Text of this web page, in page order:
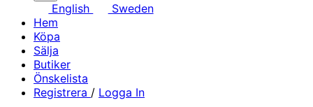
English
Sweden
Hem
Köpa
Sälja
Butiker
Önskelista
Registrera / Logga In